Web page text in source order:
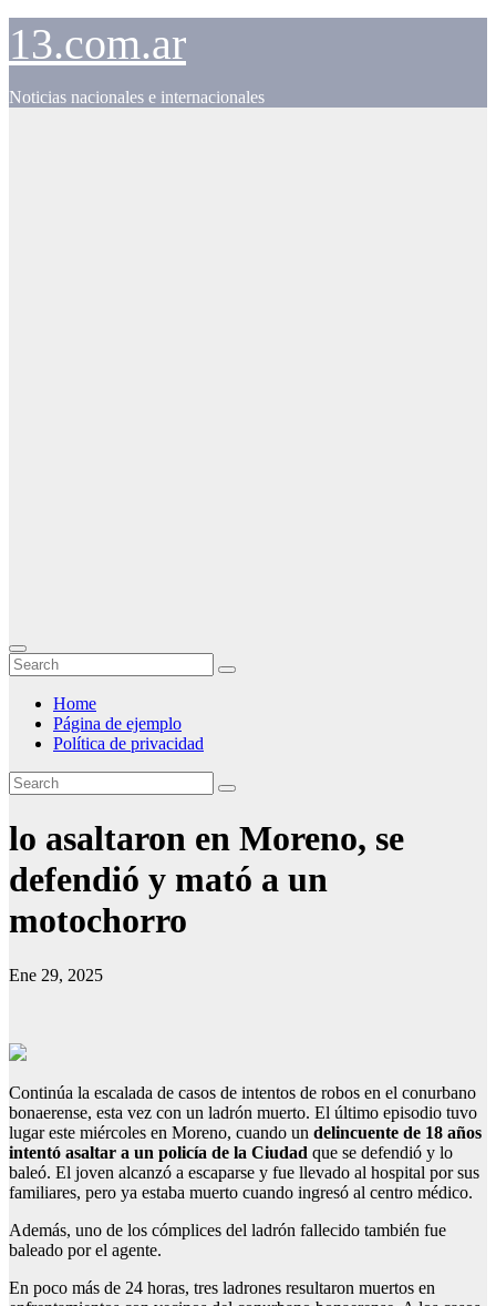
Skip
content
13.com.ar
Noticias nacionales e internacionales
Home
Página de ejemplo
Política de privacidad
lo asaltaron en Moreno, se
defendió y mató a un
motochorro
Ene 29, 2025
Continúa la escalada de casos de intentos de robos en el conurbano
bonaerense, esta vez con un ladrón muerto. El último episodio tuvo
lugar este miércoles en Moreno, cuando un delincuente de 18 años
intentó asaltar a un policía de la Ciudad que se defendió y lo
baleó. El joven alcanzó a escaparse y fue llevado al hospital por sus
familiares, pero ya estaba muerto cuando ingresó al centro médico.
Además, uno de los cómplices del ladrón fallecido también fue
baleado por el agente.
En poco más de 24 horas, tres ladrones resultaron muertos en